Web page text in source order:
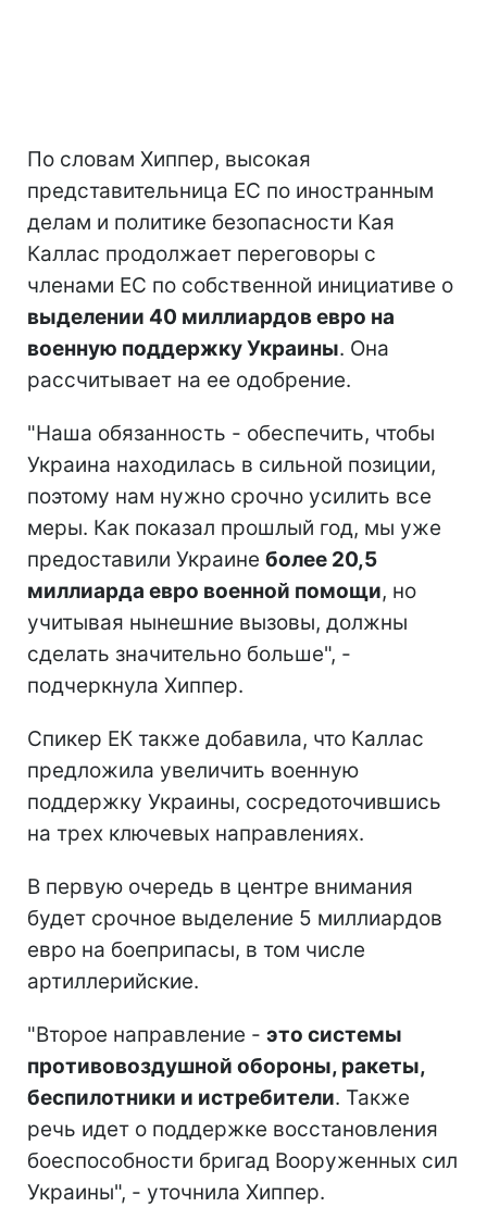
По словам Хиппер, высокая
представительница ЕС по иностранным
делам и политике безопасности Кая
Каллас продолжает переговоры с
членами ЕС по собственной инициативе о
выделении 40 миллиардов евро на
военную поддержку Украины. Она
рассчитывает на ее одобрение.
"Наша обязанность - обеспечить, чтобы
Украина находилась в сильной позиции,
поэтому нам нужно срочно усилить все
меры. Как показал прошлый год, мы уже
предоставили Украине более 20,5
миллиарда евро военной помощи, но
учитывая нынешние вызовы, должны
сделать значительно больше", -
подчеркнула Хиппер.
Спикер ЕК также добавила, что Каллас
предложила увеличить военную
поддержку Украины, сосредоточившись
на трех ключевых направлениях.
В первую очередь в центре внимания
будет срочное выделение 5 миллиардов
евро на боеприпасы, в том числе
артиллерийские.
"Второе направление - это системы
противовоздушной обороны, ракеты,
беспилотники и истребители. Также
речь идет о поддержке восстановления
боеспособности бригад Вооруженных сил
Украины", - уточнила Хиппер.